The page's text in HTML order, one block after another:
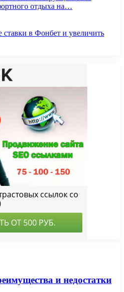
отдыха на…
ставки в Фонбет и увеличить
и недостатки